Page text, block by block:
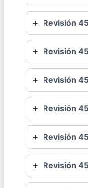
Revisión
Revisión
Revisión
Revisión
Revisión
Revisión